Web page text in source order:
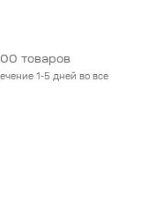
товаров
1-5 дней во все